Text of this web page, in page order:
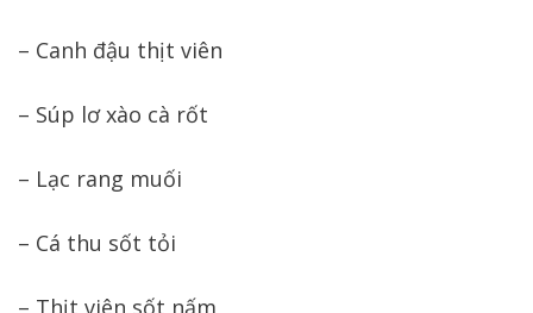
– Canh đậu thịt viên
– Súp lơ xào cà rốt
– Lạc rang muối
– Cá thu sốt tỏi
– Thịt viên sốt nấm